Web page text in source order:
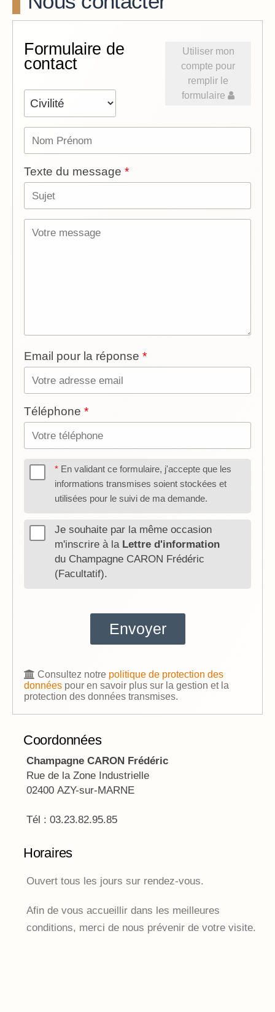
Utiliser mon
compte pour
remplir le
formulaire
Formulaire de
contact
Texte du message
Email pour la réponse
Téléphone
En validant ce formulaire, j'accepte que les
informations transmises soient stockées et
utilisées pour le suivi de ma demande.
Je souhaite par la même occasion
m'inscrire à la Lettre d'information
du Champagne CARON Frédéric
(Facultatif).
Consultez notre politique de protection des
donnéespour en savoir plus sur la gestion et la
protection des données transmises.
Coordonnées
Champagne CARON Frédéric
Rue de la Zone Industrielle
02400 AZY-sur-MARNE
Tél : 03.23.82.95.85
Horaires
Ouvert tous les jours sur rendez-vous.
Afin de vous accueillir dans les meilleures
conditions, merci de nous prévenir de votre visite.